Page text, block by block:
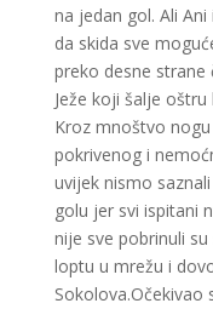
na jedan gol. Ali
da skida sve
preko desne
Ježe koji šalje
Kroz mnoštvo
pokrivenog i
uvijek nismo
golu jer svi ispitani
nije sve pobrinuli
loptu u mrežu i
Sokolova.Očekivao